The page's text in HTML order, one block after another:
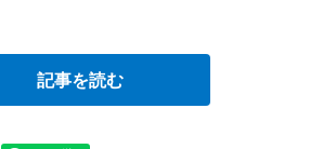
記事を読む